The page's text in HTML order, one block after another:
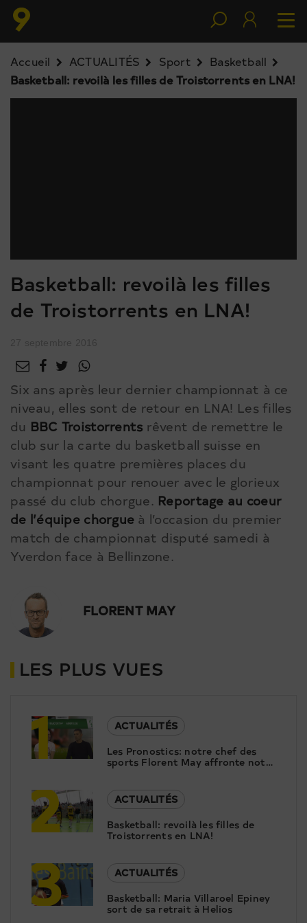
Accueil ACTUALITÉS Sport
Basketball
Basketball: revoilà les filles de Troistorrents en LNA!
Basketball: revoilà les filles
de Troistorrents en LNA!
Six ans après leur dernier championnat à ce
niveau, elles sont de retour en LNA! Les filles
du BBC Troistorrents rêvent de remettre le
club sur la carte du basketball suisse en
visant les quatre premières places du
championnat pour renouer avec le glorieux
passé du club chorgue. Reportage au coeur
de l’équipe chorgue à l’occasion du premier
match de championnat disputé samedi à
Yverdon face à Bellinzone.
FLORENT MAY
LES PLUS VUES
1
ACTUALITÉS
Les Pronostics: notre chef des
sports Florent May affronte notre
consultant Christophe Moulin
2
ACTUALITÉS
Basketball: revoilà les filles de
Troistorrents en LNA!
3
ACTUALITÉS
Basketball: Maria Villaroel Epiney
sort de sa retrait à Helios